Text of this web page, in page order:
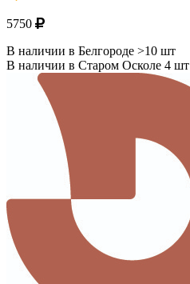
5750
В наличии в Белгороде >10 шт
В наличии в Старом Осколе 4 шт